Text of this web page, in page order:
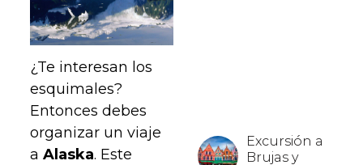
¿Te interesan los
esquimales?
Entonces debes
organizar un viaje
aAlaska. Este